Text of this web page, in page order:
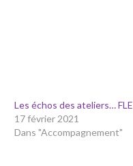
Les échos des ateliers… FLE
17 février 2021
Dans "Accompagnement"